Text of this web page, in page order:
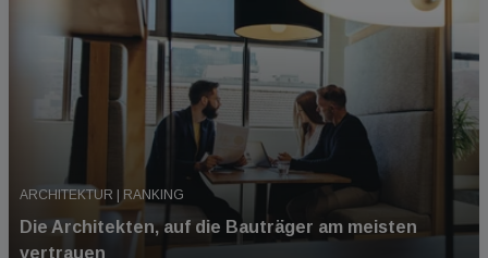
ARCHITEKTUR | RANKING
Die Architekten, auf die Bauträger am meisten
vertrauen